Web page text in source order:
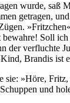
wurde, saß
getragen,
Soll
der verfluchte
Brandis ist
sie: »Höre,
und